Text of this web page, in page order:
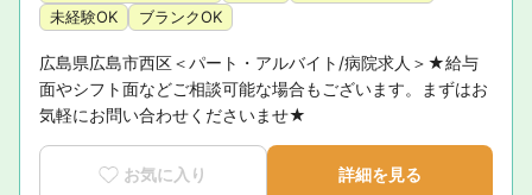
未経験OK
ブランクOK
広島県広島市西区＜パート・アルバイト/病院求人＞★給与
面やシフト面などご相談可能な場合もございます。まずはお
気軽にお問い合わせくださいませ★
お気に入り 詳細を見る